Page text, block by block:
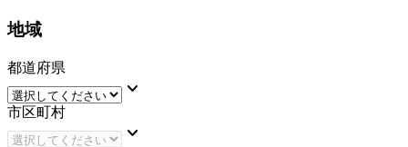
地域
都道府県
keyboard_arrow_down
市区町村
keyboard_arrow_down